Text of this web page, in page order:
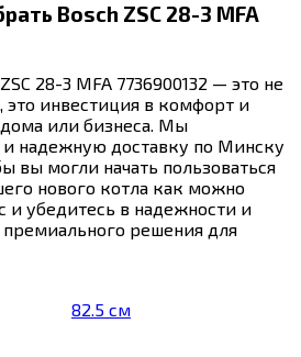
Bosch ZSC 28-3 MFA
28-3 MFA 7736900132 — это не
это инвестиция в комфорт и
дома или бизнеса. Мы
надежную доставку по Минску
вы могли начать пользоваться
нового котла как можно
и убедитесь в надежности и
решения для
82.5 см